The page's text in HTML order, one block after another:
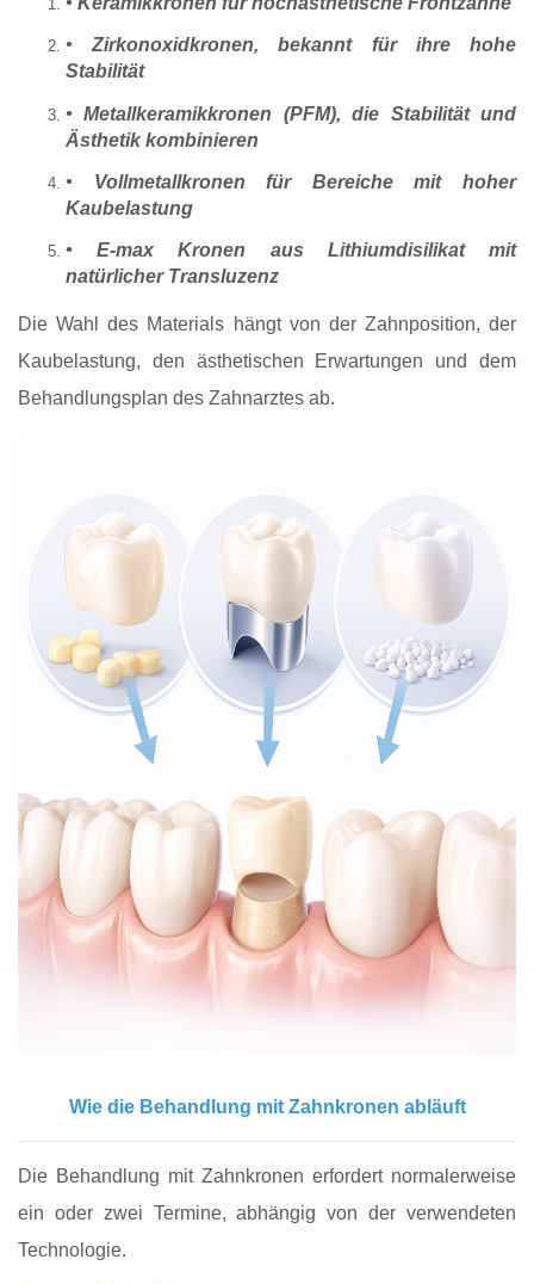
• Zirkonoxidkronen, bekannt für ihre hohe
Stabilität
• Metallkeramikkronen (PFM), die Stabilität und
Ästhetik kombinieren
• Vollmetallkronen für Bereiche mit hoher
Kaubelastung
• E‑max Kronen aus Lithiumdisilikat mit
natürlicher Transluzenz
Die Wahl des Materials hängt von der Zahnposition, der
Kaubelastung, den ästhetischen Erwartungen und dem
Behandlungsplan des Zahnarztes ab.
Wie die Behandlung mit Zahnkronen abläuft
Die Behandlung mit Zahnkronen erfordert normalerweise
ein oder zwei Termine, abhängig von der verwendeten
Technologie.